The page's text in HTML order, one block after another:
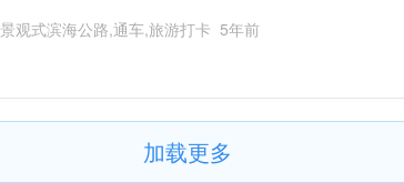
景观式滨海公路,通车,旅游打卡 5年前
加载更多